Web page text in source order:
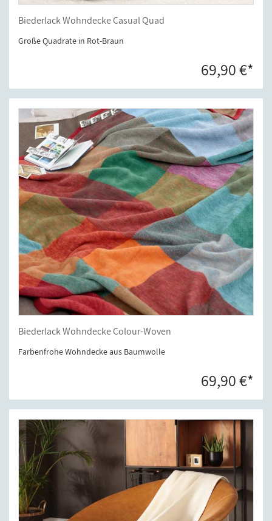
Biederlack Wohndecke Casual Quad
Große Quadrate in Rot-Braun
69,90 €*
Biederlack Wohndecke Colour-Woven
Farbenfrohe Wohndecke aus Baumwolle
69,90 €*